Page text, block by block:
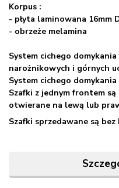
Korpus :
- płyta laminowana 16mm
- obrzeże melamina
System cichego
narożnikowych i górnych
System cichego
Szafki z jednym frontem
otwierane na lewą lub
Szafki sprzedawane są bez